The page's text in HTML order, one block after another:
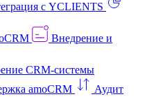
с YCLIENTS
Внедрение и
CRM-системы
amoCRM
Аудит